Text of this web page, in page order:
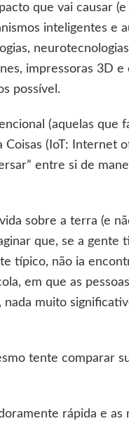
que vai causar
inteligentes e
impressoras 3D e
possível.
(aquelas que
(IoT: Internet
entre si de
sobre a terra (e
que, se a gente
típico, não ia
em que as
muito
tente comparar
rápida e as